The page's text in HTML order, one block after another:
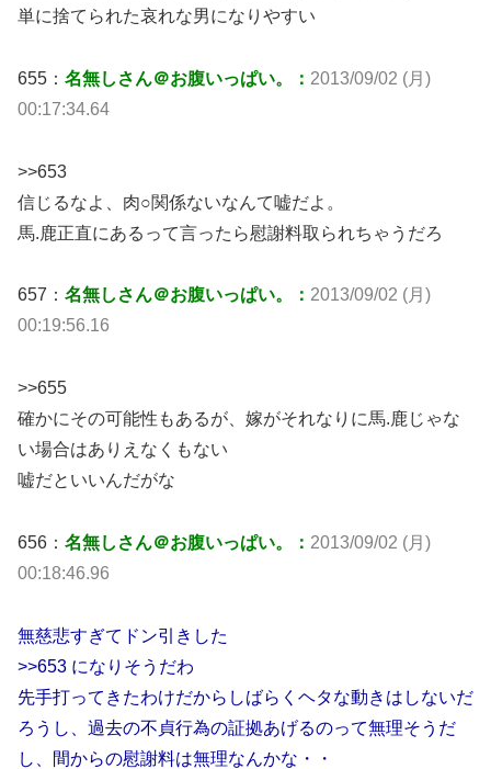
単に捨てられた哀れな男になりやすい
655： 名無しさん＠お腹いっぱい。： 2013/09/02 (月)
00:17:34.64
>>653
信じるなよ、肉○関係ないなんて嘘だよ。
馬.鹿正直にあるって言ったら慰謝料取られちゃうだろ
657： 名無しさん＠お腹いっぱい。： 2013/09/02 (月)
00:19:56.16
>>655
確かにその可能性もあるが、嫁がそれなりに馬.鹿じゃな
い場合はありえなくもない
嘘だといいんだがな
656： 名無しさん＠お腹いっぱい。： 2013/09/02 (月)
00:18:46.96
無慈悲すぎてドン引きした
>>653 になりそうだわ
先手打ってきたわけだからしばらくヘタな動きはしないだ
ろうし、過去の不貞行為の証拠あげるのって無理そうだ
し、間からの慰謝料は無理なんかな・・